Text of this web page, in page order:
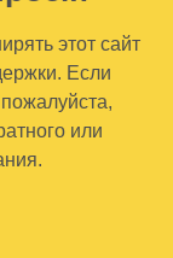
этот сайт
Если
или